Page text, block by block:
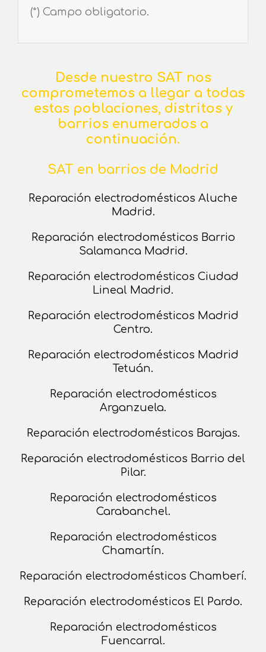
(*) Campo obligatorio.
Desde nuestro SAT nos
comprometemos a llegar a todas
estas poblaciones, distritos y
barrios enumerados a
continuación.
SAT en barrios de Madrid
Reparación electrodomésticos Aluche
Madrid.
Reparación electrodomésticos Barrio
Salamanca Madrid.
Reparación electrodomésticos Ciudad
Lineal Madrid.
Reparación electrodomésticos Madrid
Centro.
Reparación electrodomésticos Madrid
Tetuán.
Reparación electrodomésticos
Arganzuela.
Reparación electrodomésticos Barajas.
Reparación electrodomésticos Barrio del
Pilar.
Reparación electrodomésticos
Carabanchel.
Reparación electrodomésticos
Chamartín.
Reparación electrodomésticos Chamberí.
Reparación electrodomésticos El Pardo.
Reparación electrodomésticos
Fuencarral.